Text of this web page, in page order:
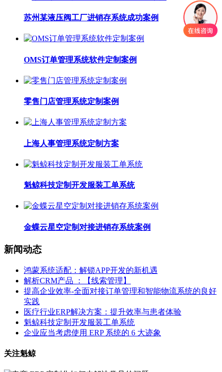
苏州某液压阀工厂进销存系统成功案例
OMS订单管理系统软件定制案例
零售门店管理系统定制案例
上海人事管理系统定制方案
魁鲸科技定制开发服装工单系统
金蝶云星空定制对接进销存系统案例
新闻动态
鸿蒙系统适配：解锁APP开发的新机遇
解析CRM产品 ：【线索管理】
提高企业效率-全面对接订单管理和智能物流系统的良好
实践
医疗行业ERP解决方案：提升效率与患者体验
魁鲸科技定制开发服装工单系统
企业应当考虑使用 ERP 系统的 6 大迹象
关注魁鲸